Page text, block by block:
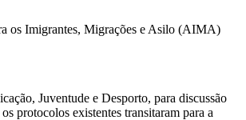
os Imigrantes, Migrações e Asilo (AIMA)
Juventude e Desporto, para discussão
protocolos existentes transitaram para a